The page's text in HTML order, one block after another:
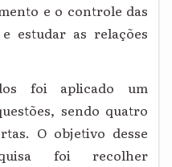
e o controle das
estudar as relações
foi aplicado um
sendo quatro
O objetivo desse
foi recolher